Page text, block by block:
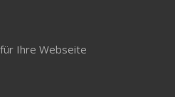
Ihre Webseite